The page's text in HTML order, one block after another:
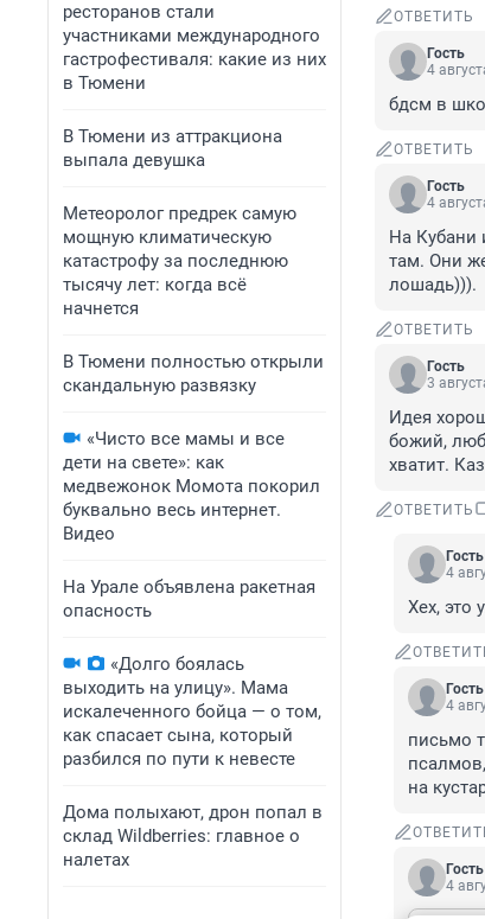
ресторанов стали
участниками международного
гастрофестиваля: какие из них
в Тюмени
В Тюмени из аттракциона
выпала девушка
Метеоролог предрек самую
мощную климатическую
катастрофу за последнюю
тысячу лет: когда всё
начнется
В Тюмени полностью открыли
скандальную развязку
«Чисто все мамы и все
дети на свете»: как
медвежонок Момота покорил
буквально весь интернет.
Видео
На Урале объявлена ракетная
опасность
«Долго боялась
выходить на улицу». Мама
искалеченного бойца — о том,
как спасает сына, который
разбился по пути к невесте
Дома полыхают, дрон попал в
склад Wildberries: главное о
налетах
ОТВЕТИТЬ
Гость
4
бдсм в
ОТВЕТИТЬ
Гость
4
На Кубани
там. Они
лошадь))).
ОТВЕТИТЬ
Гость
3
Идея
божий,
хватит.
ОТВЕТИТЬ
Гость
4
Хех, это
Гость
4
письмо
на
Гость
4